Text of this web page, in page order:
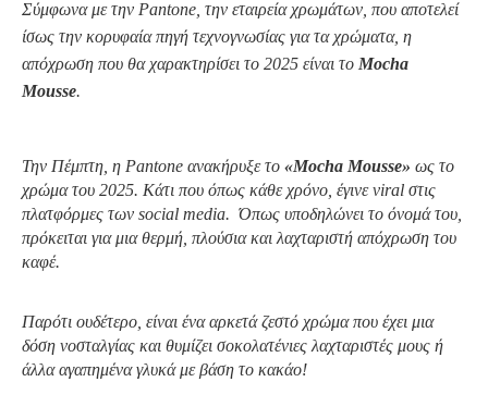
Σύμφωνα με την Pantone , την εταιρεία χρωμάτων, που αποτελεί
ίσως την κορυφαία πηγή τεχνογνωσίας για τα χρώματα, η
απόχρωση που θα χαρακτηρίσει το 2025 είναι το Mocha
Mousse.
Την Πέμπτη, η Pantone ανακήρυξε το «Mocha Mousse» ως το
χρώμα του 2025. Κάτι που όπως κάθε χρόνο, έγινεviral στις
πλατφόρμες των social media. Όπως υποδηλώνει το όνομά του,
πρόκειται για μια θερμή, πλούσια και λαχταριστή απόχρωση του
καφέ.
Παρότι ουδέτερο, είναι ένα αρκετά ζεστό χρώμα που έχει μια
δόση νοσταλγίας και θυμίζει σοκολατένιες λαχταριστές μους ή
άλλα αγαπημένα γλυκά με βάση το κακάο!